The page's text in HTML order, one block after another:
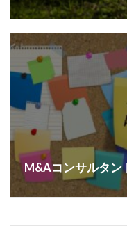
M&Aコンサルタン